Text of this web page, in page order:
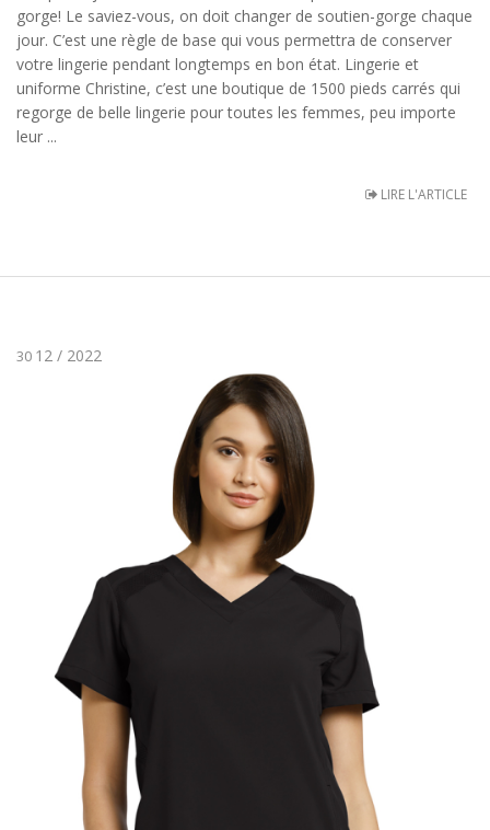
gorge! Le saviez-vous, on doit changer de soutien-gorge chaque
jour. C’est une règle de base qui vous permettra de conserver
votre lingerie pendant longtemps en bon état. Lingerie et
uniforme Christine, c’est une boutique de 1500 pieds carrés qui
regorge de belle lingerie pour toutes les femmes, peu importe
leur ...
LIRE L'ARTICLE
30 12 / 2022